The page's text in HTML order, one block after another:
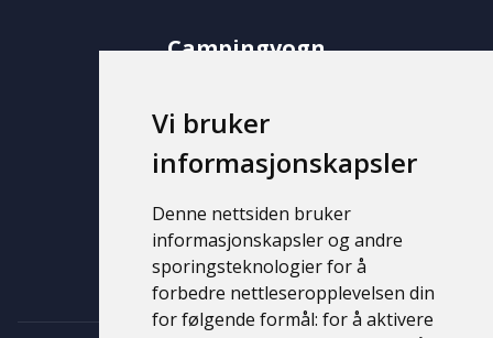
Vi bruker
informasjonskapsler
Denne nettsiden bruker
informasjonskapsler og andre
sporingsteknologier for å
forbedre nettleseropplevelsen din
for følgende formål: for å aktivere
Campingvogn
Brukt
Support
Kontakt
Personvernerklæring